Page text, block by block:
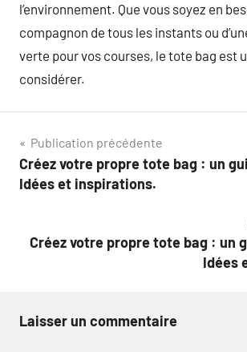
l’environnement. Que vous soyez en
compagnon de tous les instants ou
verte pour vos courses, le tote bag est
considérer.
Navigation
de
Publication précédente
Créez votre propre tote bag : un
Idées et inspirations.
Créez votre propre tote bag : un
Idées
Laisser un commentaire